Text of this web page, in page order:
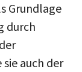
Grundlage
durch
sie auch der